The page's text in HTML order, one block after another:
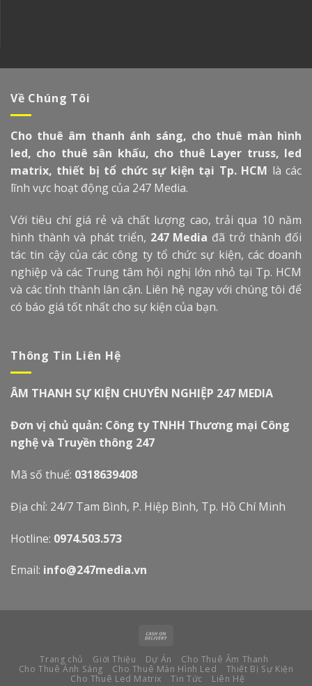
Về Chúng Tôi
Cho thuê âm thanh ánh sáng, cho thuê màn hình
led, cho thuê sân khấu, cho thuê Layer truss, led
matrix, thiết bị tổ chức sự kiện tại Tp. HCM là các
lĩnh vực hoạt động của 247 Media.
Với tiêu chí giá rẻ và chất lượng cao, trải qua 10 năm
hình thành và phát triển, 247 Media đã trở thành đối
tác tin cậy của các công ty tổ chức sự kiện, các doanh
nghiệp và các Trung tâm hội nghị lớn nhỏ tại Tp. HCM
và các tỉnh thành lân cận. Liên hệ ngay với chúng tôi để
có báo giá tốt nhất cho sự kiện của bạn.
Thông Tin Liên Hệ
ÂM THANH SỰ KIỆN CHUYÊN NGHIỆP 247 MEDIA
Đơn vị chủ quản: Công ty TNHH Thương mại Công
nghệ và Truyền thông 247
Mã số thuế: 0318639408
Địa chỉ: 24/7 Tam Bình, P. Hiệp Bình, Tp. Hồ Chí Minh
Hotline: 0974.503.573
Email: info@247media.vn
Trang chủ Giới Thiệu Dự Án
Cho Thuê Âm Thanh
Cho Thuê Ánh Sáng
Cho Thuê Màn Hình Led
Thiết Bị Sự Kiện
Cho Thuê Led Matrix
Tin Tức Liên Hệ